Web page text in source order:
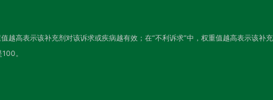
越高表示该补充剂对该诉求或疾病越有效；在“不利诉求”中，权重值越高表示该
。